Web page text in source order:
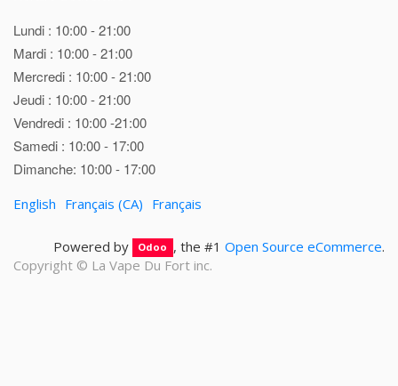
Lundi : 10:00 - 21:00
Mardi : 10:00 - 21:00
Mercredi : 10:00 - 21:00
Jeudi : 10:00 - 21:00
Vendredi : 10:00 -21:00
Samedi : 10:00 - 17:00
Dimanche: 10:00 - 17:00
English Français (CA) Français
Powered by Odoo , the #1 Open Source eCommerce.
Copyright © La Vape Du Fort inc.